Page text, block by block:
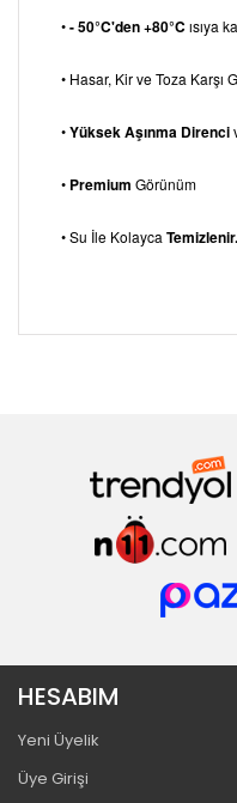
•- 50°C'den +80°C ısıya
• Hasar, Kir ve Toza Karşı
•Yüksek Aşınma Direnci
• Premium Görünüm
• Su İle Kolayca Temizlenir.
HESABIM
Yeni Üyelik
Üye Girişi